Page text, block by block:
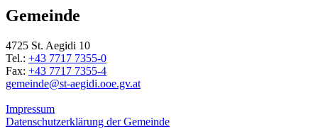
Gemeinde
4725 St. Aegidi 10
Tel.: +43 7717 7355-0
Fax: +43 7717 7355-4
gemeinde@st-aegidi.ooe.gv.at
Impressum
Datenschutzerklärung der Gemeinde